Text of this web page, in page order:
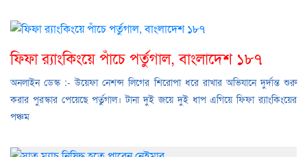
ফিফা র‌্যাংকিংয়ে পাঁচে পর্তুগাল, বাংলাদেশ ১৮৭
অনলাইন ডেস্ক :- উয়েফা নেশন্স লিগের শিরোপা ধরে রাখার অভিযানে দুর্দান্ত শুরু
করার পুরস্কার পেয়েছে পর্তুগাল। টানা দুই জয়ে দুই ধাপ এগিয়ে ফিফা র‌্যাংকিংয়ের
পঞ্চম